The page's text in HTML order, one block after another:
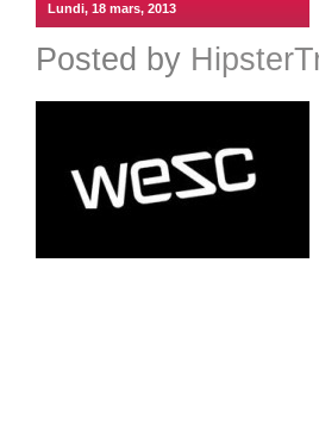
Lundi, 18 mars, 2013
Posted by